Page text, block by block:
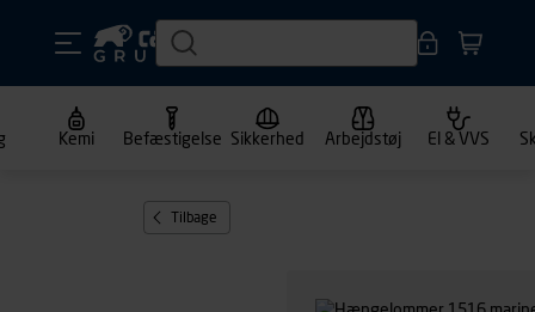
Kemi Befæstigelse Sikkerhed Arbejdstøj El & VVS
Tilbage